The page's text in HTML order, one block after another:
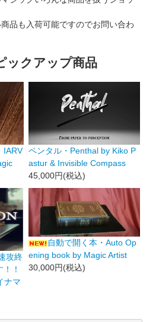
品も入荷可能ですのでお問い合わ
ックアップ商品
IARV
ペンタル・Penthal by Kiko P
astur & Invisible Compass
45,000円(税込)
攻終
！
ナマ
自動で開く本・Auto Op
ening book by Magic Artist
30,000円(税込)